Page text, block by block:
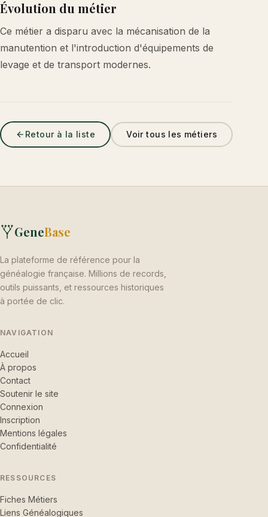
Évolution du métier
Ce métier a disparu avec la mécanisation de la
manutention et l'introduction d'équipements de
levage et de transport modernes.
Retour à la liste Voir tous les métiers
GeneBase
La plateforme de référence pour la
généalogie française. Millions de records,
outils puissants, et ressources historiques
à portée de clic.
NAVIGATION
Accueil
À propos
Contact
Soutenir le site
Connexion
Inscription
Mentions légales
Confidentialité
RESSOURCES
Fiches Métiers
Liens Généalogiques